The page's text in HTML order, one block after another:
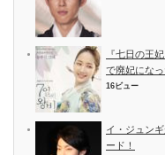
『七日の王
で廃妃になっ
16ビュー
イ・ジュン
ード！